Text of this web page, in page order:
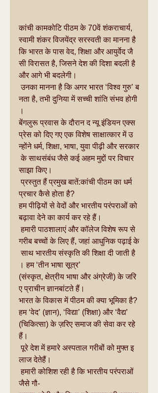
कांची कामकोटि पीठम के 70वें शंकराचार्य,
स्वामी शंकर विजयेंद्र सरस्वती का मानना है
कि भारत के पास वेद, शिक्षा और आयुर्वेद जै
सी विरासत है, जिसने देश की दिशा बदली है
और आगे भी बदलेगी।
उनका मानना है कि अगर भारत ‘विश्व गुरु’ ब
नता है, तभी दुनिया में सच्ची शांति संभव होगी
।
बेंगलुरू प्रवास के दौरान द न्यू इंडियन एक्स
प्रेस को दिए गए एक विशेष साक्षात्कार में उ
न्होंने धर्म, शिक्षा, भाषा, युवा पीढ़ी और सरकार
के साथसंबंध जैसे कई अहम मुद्दों पर विचार
साझा किए।
प्रस्तुत हैं प्रमुख बातें:कांची पीठम का धर्म
प्रचार कैसे होता है?
हम पीढ़ियों से वेदों और भारतीय परंपराओं को
बढ़ावा देने का कार्य कर रहे हैं।
हमारी पाठशालाएं और कॉलेज विशेष रूप से
गरीब बच्चों के लिए हैं, जहां आधुनिक पढ़ाई के
साथ भारतीय संस्कृति की शिक्षा दी जाती है
। हम ‘तीन भाषा सूत्र’
(संस्कृत, क्षेत्रीय भाषा और अंग्रेजी) के जरि
ए प्राचीन ज्ञानबांटते हैं।
भारत के विकास में पीठम की क्या भूमिका है?
हम ‘वेद’ (ज्ञान), ‘विद्या’ (शिक्षा) और ‘वैद्य’
(चिकित्सा) के ज़रिए समाज की सेवा कर रहे
हैं।
पूरे देश में हमारे अस्पताल गरीबों को मुफ्त इ
लाज देतेहैं।
हमारी कोशिश रही है कि भारतीय परंपराओं
जैसे गौ-